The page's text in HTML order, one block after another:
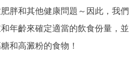
胖和其他健康問題～因此，我們
年齡來確定適當的飲食份量，並
和高澱粉的食物！